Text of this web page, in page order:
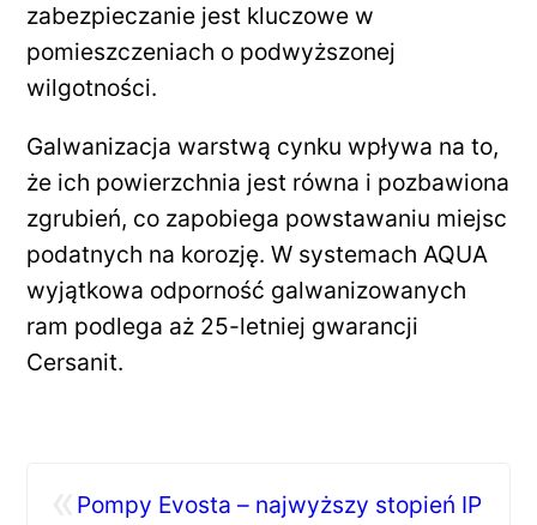
zabezpieczanie jest kluczowe w
pomieszczeniach o podwyższonej
wilgotności.
Galwanizacja warstwą cynku wpływa na to,
że ich powierzchnia jest równa i pozbawiona
zgrubień, co zapobiega powstawaniu miejsc
podatnych na korozję. W systemach AQUA
wyjątkowa odporność galwanizowanych
ram podlega aż 25-letniej gwarancji
Cersanit.
Pompy Evosta – najwyższy stopień IP